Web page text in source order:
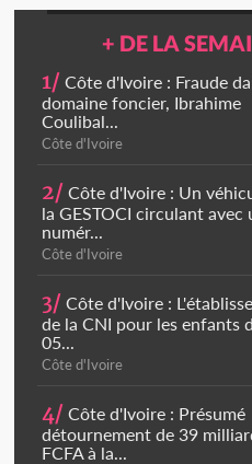
+ DE LA
1/ Côte d'Ivoire : Fraude
domaine foncier, Ibrahime
Coulibal...
Côte d'Ivoire
2/ Côte d'Ivoire : Un
la GESTOCI circulant avec
numér...
Côte d'Ivoire
3/ Côte d'Ivoire :
de la CNI pour les enfants
05...
Côte d'Ivoire
4/ Côte d'Ivoire : Présumé
détournement de 39
FCFA à la...